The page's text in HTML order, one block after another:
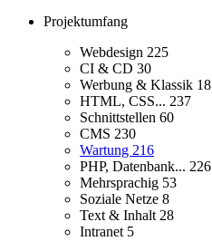
Projektumfang
Webdesign 225
CI & CD 30
Werbung & Klassik 18
HTML, CSS... 237
Schnittstellen 60
CMS 230
Wartung 216
PHP, Datenbank... 226
Mehrsprachig 53
Soziale Netze 8
Text & Inhalt 28
Intranet 5